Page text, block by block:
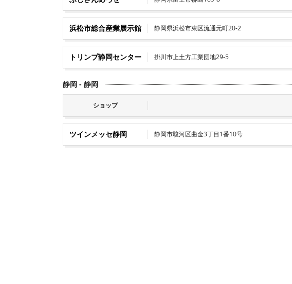
浜松市総合産業展示館 静岡県浜松市東区流通元町20-2
トリンプ静岡センター 掛川市上土方工業団地29-5
静岡 - 静岡
ショップ
ツインメッセ静岡 静岡市駿河区曲金3丁目1番10号